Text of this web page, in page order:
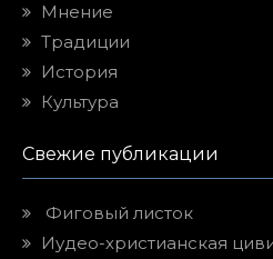
Мнение
Традиции
История
Культура
Свежие публикации
Фиговый листок
Иудео-христианская